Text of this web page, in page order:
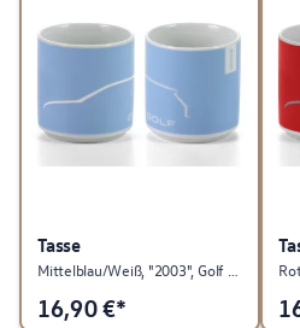
Tasse
Mittelblau/Weiß, "2003", Golf Kollektion
16,90€*